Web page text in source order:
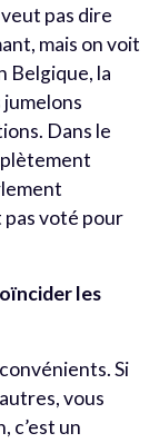
pas dire
mais on voit
Belgique, la
Dans le
pas voté pour
les
Si
vous
c’est un